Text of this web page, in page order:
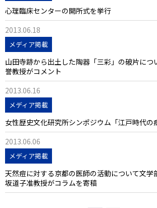
心理臨床センターの開所式を挙行
2013.06.18
メディア掲載
山田寺跡から出土した陶器「三彩」の破片につ
誉教授がコメント
2013.06.16
メディア掲載
女性歴史文化研究所シンポジウム「江戸時代の
2013.06.06
メディア掲載
天然痘に対する京都の医師の活動について文学
坂道子准教授がコラムを寄稿